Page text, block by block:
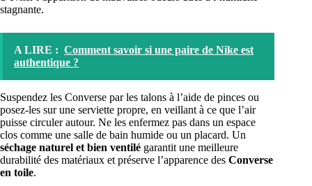
stagnante.
A LIRE : Comment savoir si une paire de Nike est
authentique ?
Suspendez les Converse par les talons à l’aide de pinces ou
posez-les sur une serviette propre, en veillant à ce que l’air
puisse circuler autour. Ne les enfermez pas dans un espace
clos comme une salle de bain humide ou un placard. Un
séchage naturel et bien ventilé garantit une meilleure
durabilité des matériaux et préserve l’apparence des Converse
en toile.